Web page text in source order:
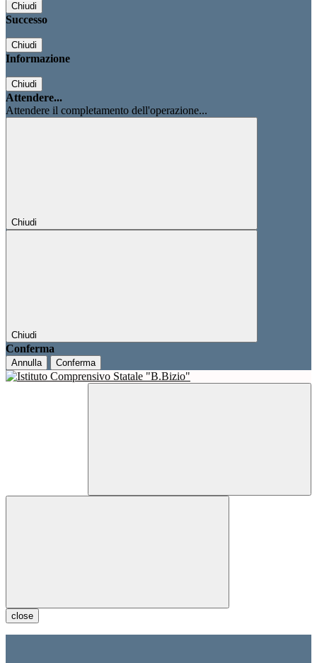
Chiudi
Successo
Chiudi
Informazione
Chiudi
Attendere...
Attendere il completamento dell'operazione...
Chiudi
Chiudi
Conferma
Annulla Conferma
close